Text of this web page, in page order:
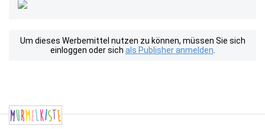
Um dieses Werbemittel nutzen zu können, müssen Sie sich
einloggen oder sich als Publisher anmelden